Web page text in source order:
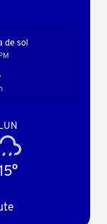
de sol